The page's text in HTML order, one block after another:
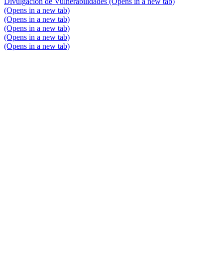
(Opens in a new tab)
(Opens in a new tab)
(Opens in a new tab)
(Opens in a new tab)
(Opens in a new tab)